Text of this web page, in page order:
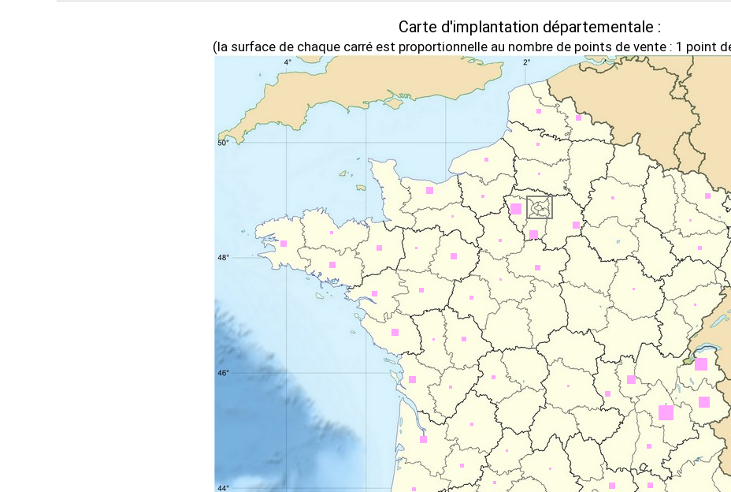
Carte d'implantation départementale :
(la surface de chaque carré est proportionnelle au nombre de points de vente : 1 point